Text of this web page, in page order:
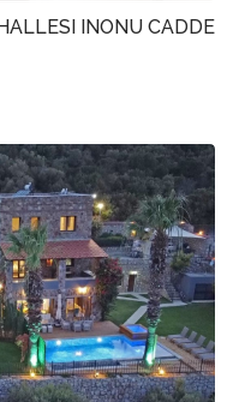
INONU CADDE